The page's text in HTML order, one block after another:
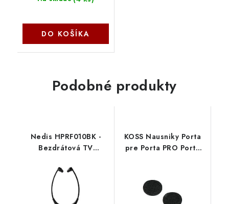
DO KOŠÍKA
Podobné produkty
Nedis HPRF010BK -
Bezdrátová TV
Doba přehrávání na
baterie: Až 4,5 hodiny
| 35 m | Digitální zvuk |
KOSS Nausniky Porta
pre Porta PRO Porta